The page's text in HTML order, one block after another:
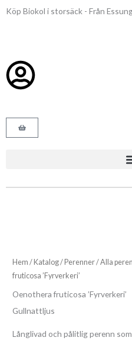
Hoppa
Köp Biokol i storsäck - Från
Varukorg
Hem /Katalog/Perenner/Alla
fruticosa ’Fyrverkeri’
Oenothera fruticosa ’Fyrverkeri’
Gullnattljus
Långlivad och pålitlig perenn